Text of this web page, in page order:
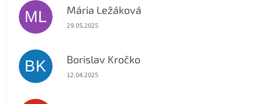
ML Mária Ležáková
Hodnotenie obchodu je 5 z 5 hviezdičiek.
29.05.2025
BK Borislav Kročko
Hodnotenie obchodu je 5 z 5 hviezdičiek.
12.04.2025